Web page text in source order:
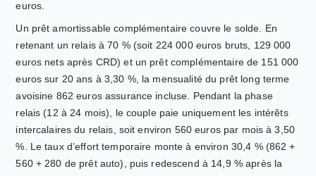
euros.
Un prêt amortissable complémentaire couvre le solde. En
retenant un relais à 70 % (soit 224 000 euros bruts, 129 000
euros nets après CRD) et un prêt complémentaire de 151 000
euros sur 20 ans à 3,30 %, la mensualité du prêt long terme
avoisine 862 euros assurance incluse. Pendant la phase
relais (12 à 24 mois), le couple paie uniquement les intérêts
intercalaires du relais, soit environ 560 euros par mois à 3,50
%. Le taux d’effort temporaire monte à environ 30,4 % (862 +
560 + 280 de prêt auto), puis redescend à 14,9 % après la